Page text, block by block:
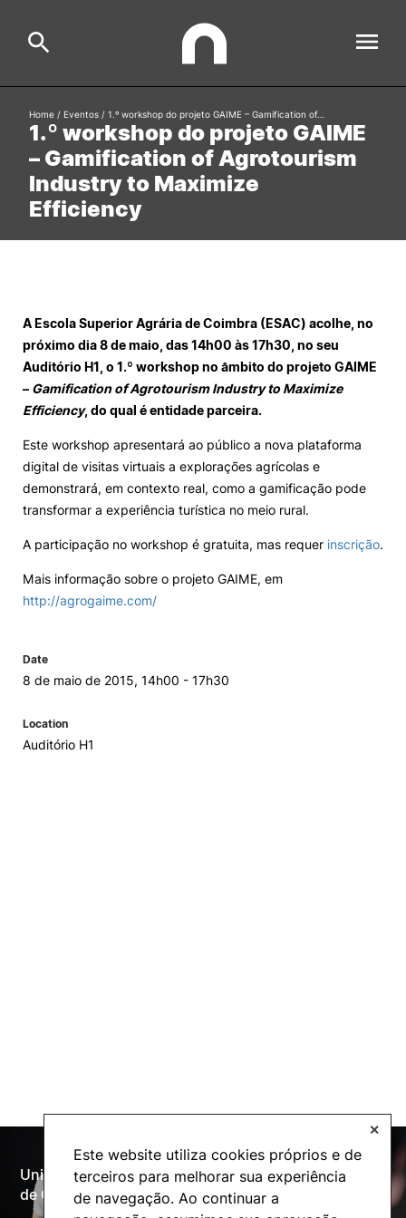
Este website utiliza cookies próprios e de
terceiros para melhorar sua experiência
de navegação. Ao continuar a
✕
ESAC
Estudar
International Relations
Ofertas de Emprego e Informações Úteis
Loja da Agrária
Mudança de Par Instituição/Curso
Search
Formative Offer
1.º workshop do projeto GAIME
– Gamification of Agrotourism
Industry to Maximize
Efficiency
Home / Eventos / 1.º workshop do projeto GAIME – Gamification of…
A Escola Superior Agrária de Coimbra (ESAC) acolhe, no
próximo dia 8 de maio, das 14h00 às 17h30, no seu
Auditório H1, o 1.º workshop no âmbito do projeto GAIME
– Gamification of Agrotourism Industry to Maximize
Efficiency, do qual é entidade parceira.
Este workshop apresentará ao público a nova plataforma
digital de visitas virtuais a explorações agrícolas e
demonstrará, em contexto real, como a gamificação pode
transformar a experiência turística no meio rural.
A participação no workshop é gratuita, mas requer inscrição.
Mais informação sobre o projeto GAIME, em
http://agrogaime.com/
Date
8 de maio de 2015, 14h00 - 17h30
Location
Auditório H1
Universidade Politécnica
de Coimbra
Oferta Formativa